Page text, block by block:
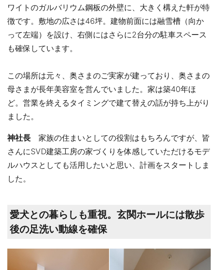
ワイトのガルバリウム鋼板の外壁に、大きく構えた軒が特
徴です。敷地の広さは46坪。建物前面には融雪槽（向か
って左端）を設け、右側にはさらに2台分の駐車スペース
も確保しています。
この場所は元々、奥さまのご実家が建っており、奥さまの
母さまが長年美容室を営んでいました。家は築40年ほ
ど。営業を終えるタイミングで建て替えの話が持ち上がり
ました。
神社長 家族の住まいとしての役割はもちろんですが、皆
さんにSVD建築工房の家づくりを体感していただけるモデ
ルハウスとしても活用したいと思い、計画をスタートしま
した。
愛犬との暮らしも重視。玄関ホールには散歩
後の足洗い動線を確保